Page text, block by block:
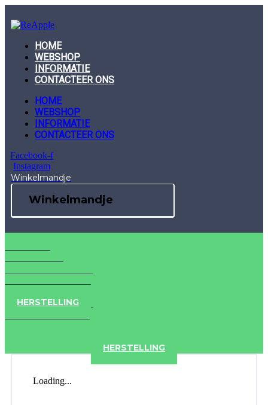
to
content
HOME
WEBSHOP
INFORMATIE
CONTACTEER ONS
HOME
WEBSHOP
INFORMATIE
CONTACTEER ONS
Facebook-f
Instagram
Winkelmandje
Winkelmandje
HERSTELLING
HERSTELLING
Loading...